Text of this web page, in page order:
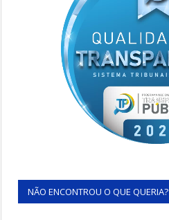
NÃO ENCONTROU O QUE QUERIA?